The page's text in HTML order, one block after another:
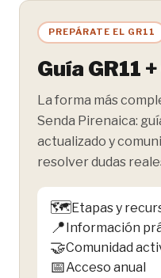
PREPÁRATE EL GR11
Guía GR11
La forma más
Senda Pirenaica:
actualizado y
resolver dudas
🗺️Etapas y
📍Información
🤝Comunidad
📅Acceso anual